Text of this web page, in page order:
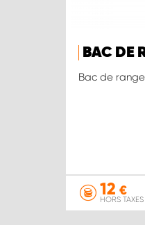
BAC DE
Bac de
12 €
HORS